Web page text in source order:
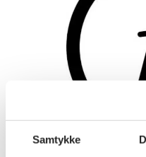
Samtykke